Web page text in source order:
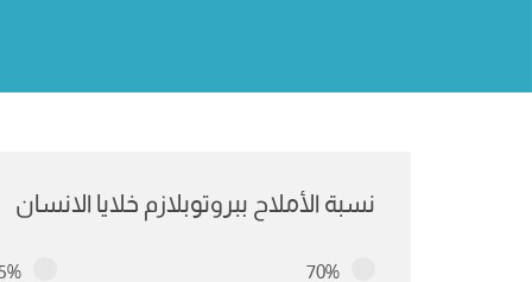
نسبة الأملاح ببروتوبلازم خلايا الانسان
70%